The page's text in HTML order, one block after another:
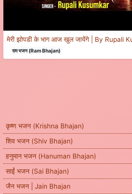
कृष्ण भजन (Krishna Bhajan)
शिव भजन (Shiv Bhajan)
हनुमान भजन (Hanuman Bhajan)
साईं भजन (Sai Bhajan)
जैन भजन | Jain Bhajan
मेरी झोपडी के भाग आज खुल जायेंगे | By Rupali
राम भजन (Ram Bhajan)